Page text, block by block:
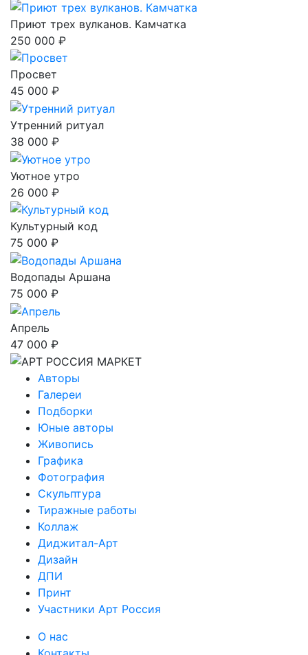
Приют трех вулканов. Камчатка
250 000 ₽
Просвет
45 000 ₽
Утренний ритуал
38 000 ₽
Уютное утро
26 000 ₽
Культурный код
75 000 ₽
Водопады Аршана
75 000 ₽
Апрель
47 000 ₽
Авторы
Галереи
Подборки
Юные авторы
Живопись
Графика
Фотография
Скульптура
Тиражные работы
Коллаж
Диджитал-Арт
Дизайн
ДПИ
Принт
Участники Арт Россия
О нас